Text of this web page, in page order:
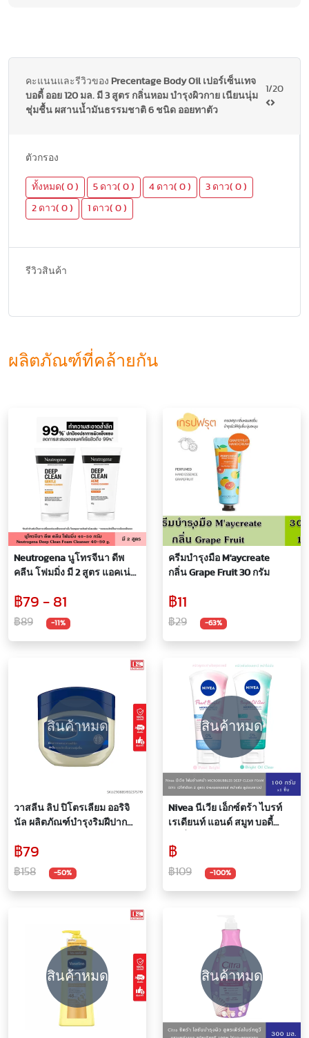
คะแนนและรีวิวของ Precentage Body Oil เปอร์เซ็นเทจ
บอดี้ ออย 120 มล. มี 3 สูตร กลิ่นหอม บำรุงผิวกาย เนียนนุ่ม
ชุ่มชื้น ผสานน้ำมันธรรมชาติ 6 ชนิด ออยทาตัว
1/20
ตัวกรอง
ทั้งหมด( 0 ) 5 ดาว( 0 ) 4 ดาว( 0 ) 3 ดาว( 0 )
2 ดาว( 0 ) 1 ดาว( 0 )
รีวิวสินค้า
ผลิตภัณฑ์ที่คล้ายกัน
Neutrogena นูโทรจีนา ดีพ
คลีน โฟมมิ่ง มี 2 สูตร แอคเน่
เซอร์ โฟมล้างหน้า ให้ผิว
สะอาด และดูสวยกระจ่างใส
คุมมัน ลดสิว
฿79 - 81
฿89 -11%
ครีมบำรุงมือ M'aycreate
กลิ่น Grape Fruit 30 กรัม
฿11
฿29 -63%
สินค้าหมด
วาสลีน ลิป ปิโตรเลียม ออริจิ
นัล ผลิตภัณฑ์บำรุงริมฝีปาก
฿79
฿158 -50%
สินค้าหมด
Nivea นีเวีย เอ็กซ์ตร้า ไบรท์
เรเดียนท์ แอนด์ สมูท บอดี้
Essence 550 มล.
฿
฿109 -100%
สินค้าหมด สินค้าหมด